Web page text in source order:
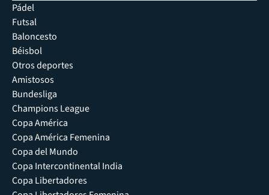
Pádel
Futsal
Baloncesto
Béisbol
Otros deportes
Amistosos
Bundesliga
Champions League
Copa América
Copa América Femenina
Copa del Mundo
Copa Intercontinental India
Copa Libertadores